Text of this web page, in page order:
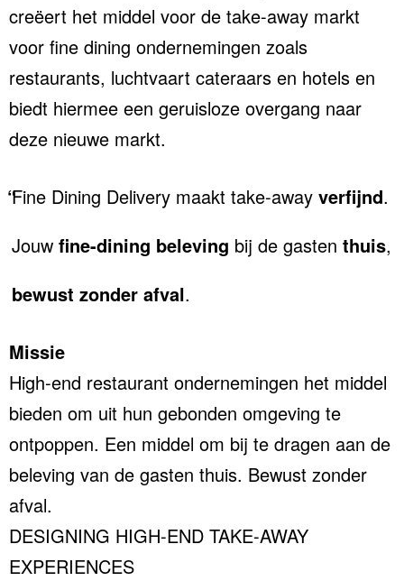
creëert het middel voor de take-away markt
voor fine dining ondernemingen zoals
restaurants, luchtvaart cateraars en hotels en
biedt hiermee een geruisloze overgang naar
deze nieuwe markt.
Fine Dining Delivery maakt take-away verfijnd.
Jouw fine-dining beleving bij de gasten thuis,
bewust zonder afval.
Missie
High-end restaurant ondernemingen het middel
bieden om uit hun gebonden omgeving te
ontpoppen. Een middel om bij te dragen aan de
beleving van de gasten thuis. Bewust zonder
afval.
DESIGNING HIGH-END TAKE-AWAY
EXPERIENCES